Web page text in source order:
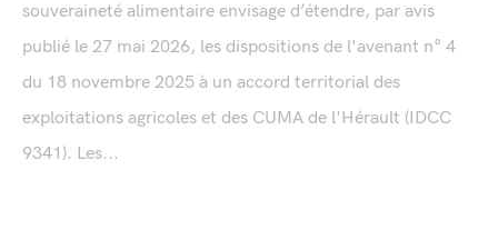
souveraineté alimentaire envisage d’étendre, par avis
publié le 27 mai 2026, les dispositions de l'avenant n° 4
du 18 novembre 2025 à un accord territorial des
exploitations agricoles et des CUMA de l'Hérault (IDCC
9341). Les...